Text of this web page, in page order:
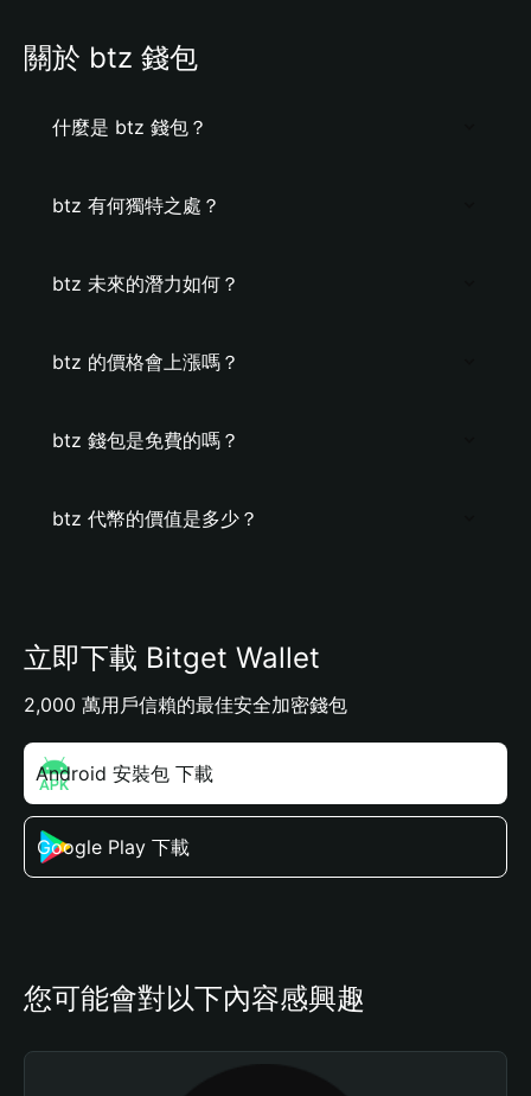
關於 btz 錢包
什麼是 btz 錢包？
btz 有何獨特之處？
btz 未來的潛力如何？
btz 的價格會上漲嗎？
btz 錢包是免費的嗎？
btz 代幣的價值是多少？
立即下載 Bitget Wallet
2,000 萬用戶信賴的最佳安全加密錢包
Android 安裝包 下載
Google Play 下載
您可能會對以下內容感興趣